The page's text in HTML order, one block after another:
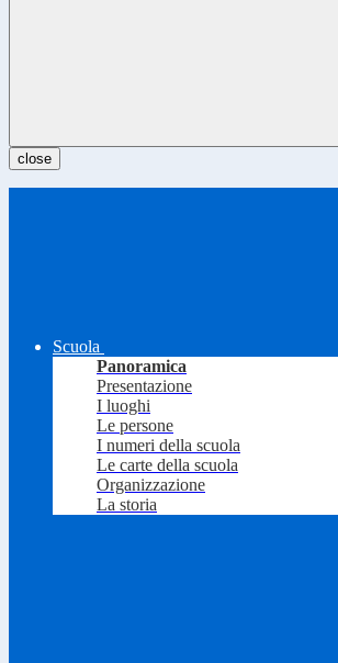
close
Scuola
Panoramica
Presentazione
I luoghi
Le persone
I numeri della scuola
Le carte della scuola
Organizzazione
La storia